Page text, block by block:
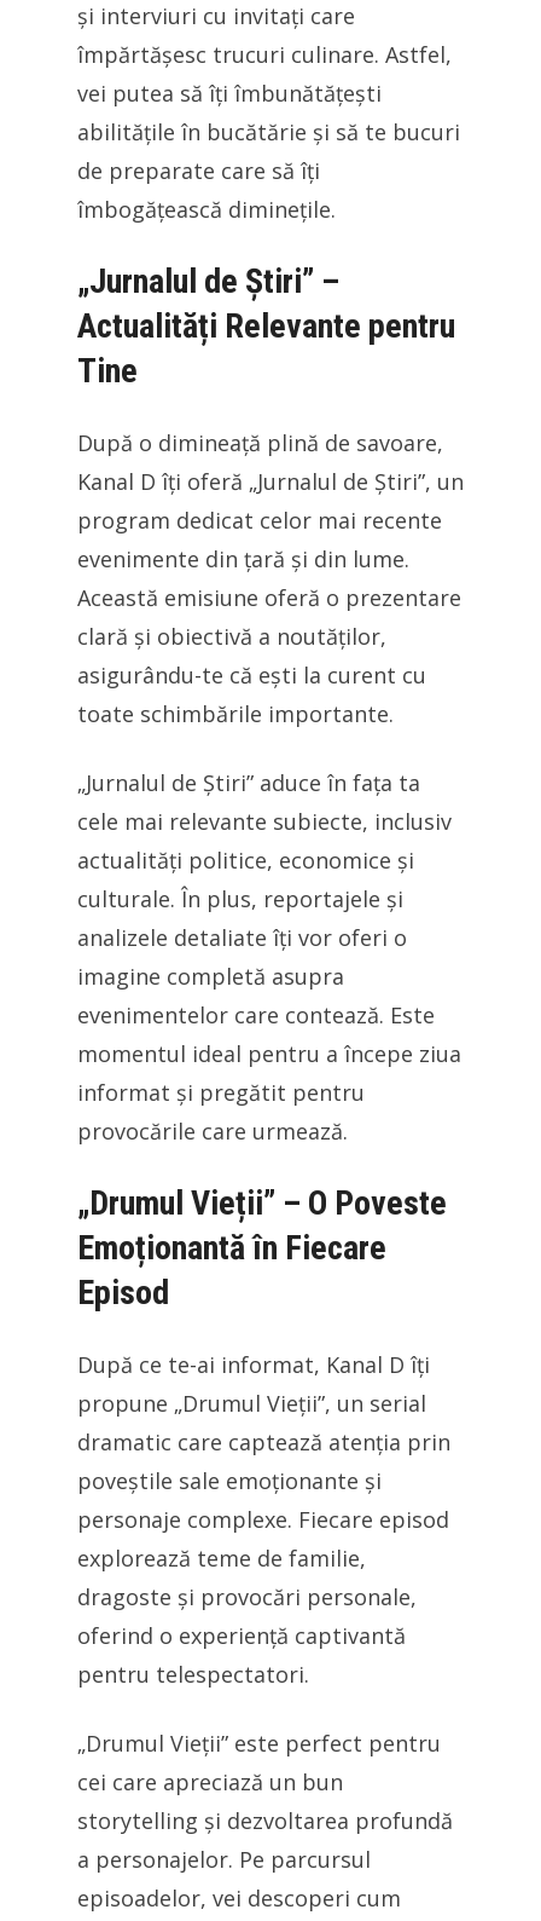
și interviuri cu invitați care
împărtășesc trucuri culinare. Astfel,
vei putea să îți îmbunătățești
abilitățile în bucătărie și să te bucuri
de preparate care să îți
îmbogățească diminețile.
„Jurnalul de Știri” –
Actualități Relevante pentru
Tine
După o dimineață plină de savoare,
Kanal D îți oferă „Jurnalul de Știri”, un
program dedicat celor mai recente
evenimente din țară și din lume.
Această emisiune oferă o prezentare
clară și obiectivă a noutăților,
asigurându-te că ești la curent cu
toate schimbările importante.
„Jurnalul de Știri” aduce în fața ta
cele mai relevante subiecte, inclusiv
actualități politice, economice și
culturale. În plus, reportajele și
analizele detaliate îți vor oferi o
imagine completă asupra
evenimentelor care contează. Este
momentul ideal pentru a începe ziua
informat și pregătit pentru
provocările care urmează.
„Drumul Vieții” – O Poveste
Emoționantă în Fiecare
Episod
După ce te-ai informat, Kanal D îți
propune „Drumul Vieții”, un serial
dramatic care captează atenția prin
poveștile sale emoționante și
personaje complexe. Fiecare episod
explorează teme de familie,
dragoste și provocări personale,
oferind o experiență captivantă
pentru telespectatori.
„Drumul Vieții” este perfect pentru
cei care apreciază un bun
storytelling și dezvoltarea profundă
a personajelor. Pe parcursul
episoadelor, vei descoperi cum